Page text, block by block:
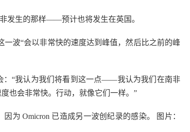
发生的那样——预计也将发生在英国。
波“会以非常快的速度达到峰值，然后比之前的峰
：“我认为我们将看到这一点——我认为我们在南非
也会非常快。行动，就像它们一样。”
为 Omicron 已造成另一波创纪录的感染。 图片：